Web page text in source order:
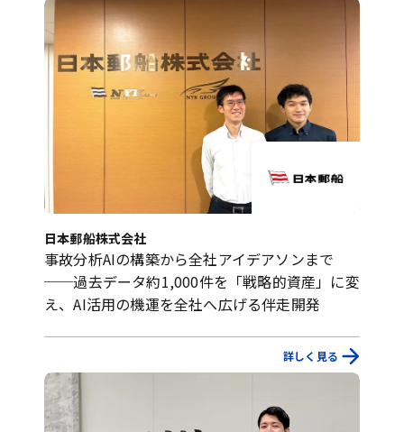
日本郵船株式会社
事故分析AIの構築から全社アイデアソンまで
──過去データ約1,000件を「戦略的資産」に変
え、AI活用の機運を全社へ広げる伴走開発
詳しく見る